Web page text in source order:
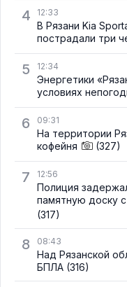
4 12:33
В Рязани Kia
пострадали три
5 12:34
Энергетики
условиях
6 09:31
На территории
кофейня
(327)
7 12:56
Полиция
памятную доску
(317)
8 08:43
Над Рязанской
БПЛА (316)